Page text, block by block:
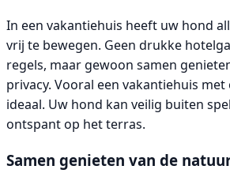
In een vakantiehuis heeft uw hond
vrij te bewegen. Geen drukke
regels, maar gewoon samen
privacy. Vooral een vakantiehuis
ideaal. Uw hond kan veilig buiten
ontspant op het terras.
Samen genieten van de